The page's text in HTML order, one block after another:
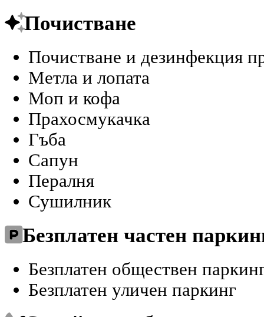
Почистване
Почистване и дезинфекция
Метла и лопата
Моп и кофа
Прахосмукачка
Гъба
Сапун
Пералня
Сушилник
Безплатен частен
Безплатен обществен
Безплатен уличен паркинг